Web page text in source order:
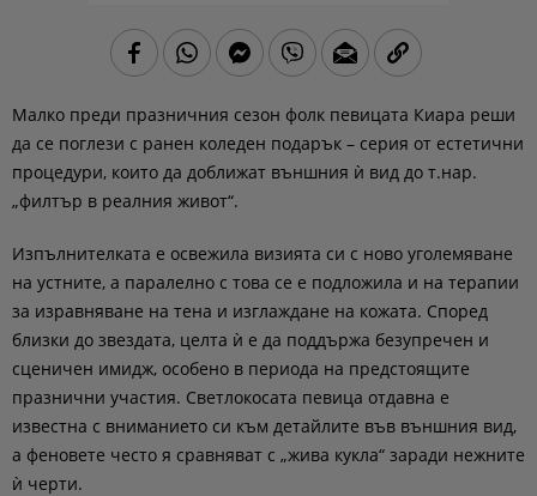
Малко преди празничния сезон фолк певицата Киара реши
да се поглези с ранен коледен подарък – серия от естетични
процедури, които да доближат външния ѝ вид до т.нар.
„филтър в реалния живот“.
Изпълнителката е освежила визията си с ново уголемяване
на устните, а паралелно с това се е подложила и на терапии
за изравняване на тена и изглаждане на кожата. Според
близки до звездата, целта ѝ е да поддържа безупречен и
сценичен имидж, особено в периода на предстоящите
празнични участия. Светлокосата певица отдавна е
известна с вниманието си към детайлите във външния вид,
а феновете често я сравняват с „жива кукла“ заради нежните
ѝ черти.